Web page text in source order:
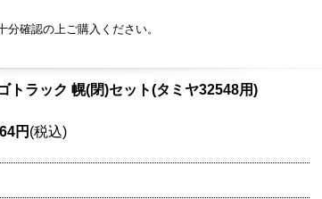
確認の上ご購入ください。
トラック 幌(閉)セット(タミヤ32548用)
円 (税込)